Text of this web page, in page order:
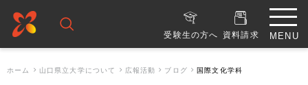
受験生の方へ 資料請求
ホーム 山口県立大学について 広報活動 ブログ 国際文化学科